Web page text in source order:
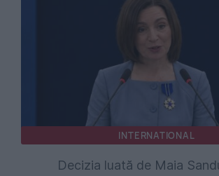
INTERNATIONAL
Decizia luată de Maia